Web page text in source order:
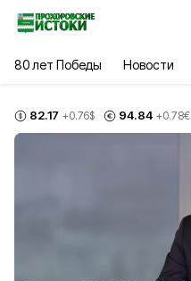
80 лет Победы Новости
82.17 +0.76$ 94.84 +0.78€